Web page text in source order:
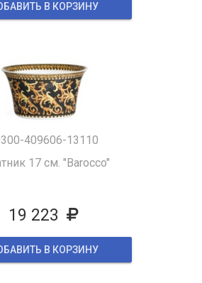
В КОРЗИНУ
409606-13110
17 см. "Barocco"
19 223
В КОРЗИНУ